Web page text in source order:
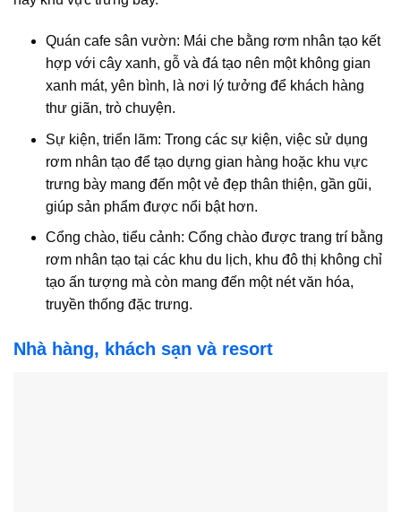
Quán cafe sân vườn: Mái che bằng rơm nhân tạo kết
hợp với cây xanh, gỗ và đá tạo nên một không gian
xanh mát, yên bình, là nơi lý tưởng để khách hàng
thư giãn, trò chuyện.
Sự kiện, triển lãm: Trong các sự kiện, việc sử dụng
rơm nhân tạo để tạo dựng gian hàng hoặc khu vực
trưng bày mang đến một vẻ đẹp thân thiện, gần gũi,
giúp sản phẩm được nổi bật hơn.
Cổng chào, tiểu cảnh: Cổng chào được trang trí bằng
rơm nhân tạo tại các khu du lịch, khu đô thị không chỉ
tạo ấn tượng mà còn mang đến một nét văn hóa,
truyền thống đặc trưng.
Nhà hàng, khách sạn và resort